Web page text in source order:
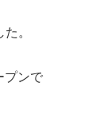
。
プンで